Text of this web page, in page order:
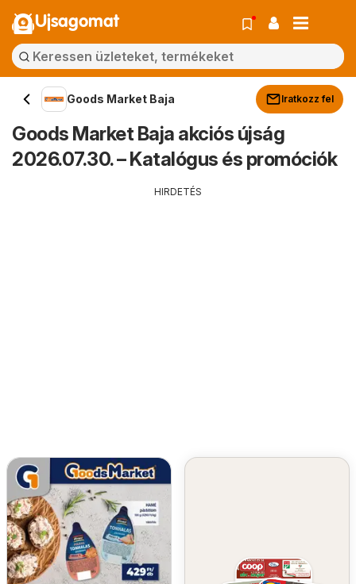
Ujsagomat
Goods Market Baja Iratkozz fel
Goods Market Baja akciós újság
2026.07.30. – Katalógus és promóciók
HIRDETÉS